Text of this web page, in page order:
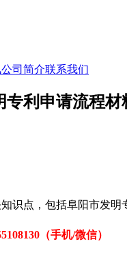
公司简介联系我们
利申请流程
识点，包括阜阳市发
（手机/微信）